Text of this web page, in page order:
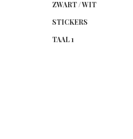
ZWART / WIT
STICKERS
TAAL 1